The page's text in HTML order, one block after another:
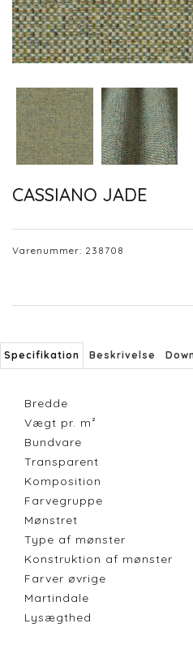
CASSIANO JADE
Varenummer: 238708
Specifikation Beskrivelse
Bredde
Vægt pr. m²
Bundvare
Transparent
Komposition
Farvegruppe
Mønstret
Type af mønster
Konstruktion af mønster
Farver øvrige
Martindale
Lysægthed